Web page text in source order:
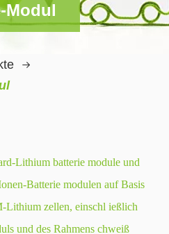
Modul
Lithium batterie module und
Batterie modulen auf Basis
Lithium zellen, einschl ießlich
und des Rahmens chweiß